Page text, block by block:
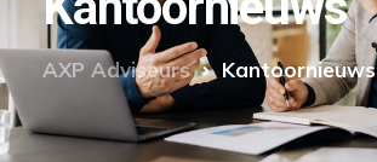
AXP Adviseurs Kantoornieuws